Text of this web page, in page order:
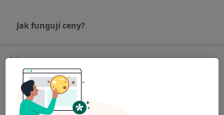
Jak fungují ceny?
Adresa
PERIOIMPLANTS - doc. MUDr. Martin
Starosta, Ph.D.
Nezvalova 2A, Olomouc